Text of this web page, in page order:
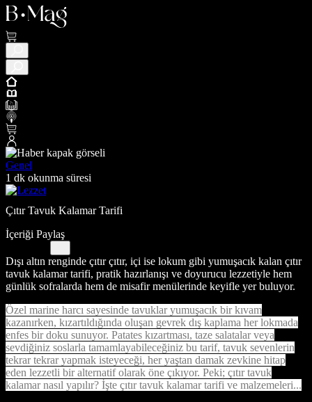
Genel
1 dk okunma süresi
Çıtır Tavuk Kalamar Tarifi
İçeriği Paylaş
Dışı altın renginde çıtır çıtır, içi ise lokum gibi yumuşacık kalan çıtır
tavuk kalamar tarifi, pratik hazırlanışı ve doyurucu lezzetiyle hem
günlük sofralarda hem de misafir menülerinde keyifle yer buluyor.
Özel marine harcı sayesinde tavuklar yumuşacık bir kıvam
kazanırken, kızartıldığında oluşan gevrek dış kaplama her lokmada
enfes bir doku sunuyor. Patates kızartması, taze salatalar veya
sevdiğiniz soslarla tamamlayabileceğiniz bu tarif, tavuk sevenlerin
tekrar tekrar yapmak isteyeceği, her yaştan damak zevkine hitap
eden lezzetli bir alternatif olarak öne çıkıyor. Peki; çıtır tavuk
kalamar nasıl yapılır? İşte çıtır tavuk kalamar tarifi ve malzemeleri...